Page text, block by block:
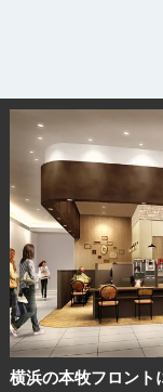
横浜の本牧フロント